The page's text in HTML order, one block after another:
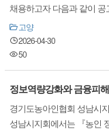
채용하고자 다음과 같이 공
고양
2026-04-30
50
정보역량강화와 금융피
경기도농아인협회 성남시
성남시지회에서는 『농인